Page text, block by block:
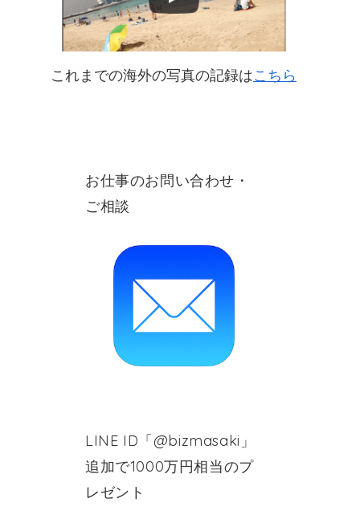
これまでの海外の写真の記録はこちら
お仕事のお問い合わせ・
ご相談
LINE ID「@bizmasaki」
追加で1000万円相当のプ
レゼント